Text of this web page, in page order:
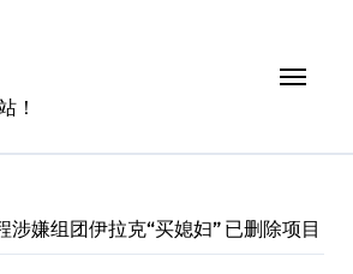
！
涉嫌组团伊拉克“买媳妇” 已删除项目